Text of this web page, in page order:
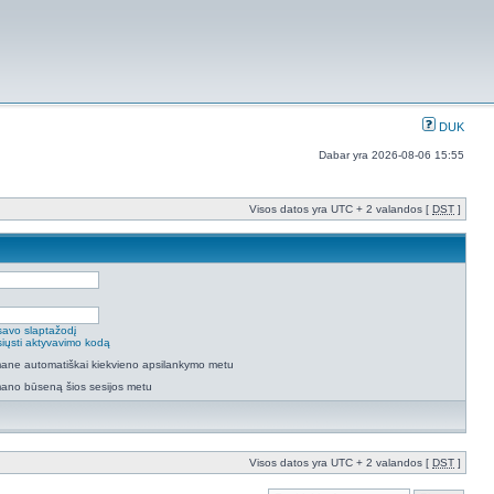
DUK
Dabar yra 2026-08-06 15:55
Visos datos yra UTC + 2 valandos [ DST ]
slaptažodį
aktyvavimo kodą
automatiškai kiekvieno apsilankymo metu
būseną šios sesijos metu
Visos datos yra UTC + 2 valandos [ DST ]